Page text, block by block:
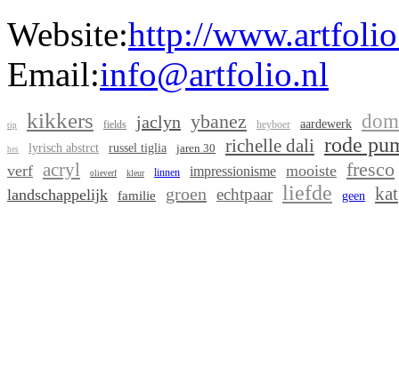
Website:http://
Email:info@artfolio.nl
tip kikkers fields jaclyn ybanez heyboer aardewerk
hes lyrisch abstrct russel tiglia jaren 30 richelle dali rode
verf acryl olieverf kleur linnen impressionisme mooiste fresco
landschappelijk familie groen echtpaar liefde geen kat